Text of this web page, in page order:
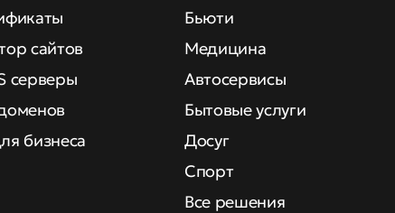
сайтов
серверы
бизнеса
Бьюти
Медицина
Автосервисы
Бытовые услуги
Досуг
Спорт
Все решения